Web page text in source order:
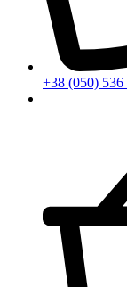
+38 (050) 536